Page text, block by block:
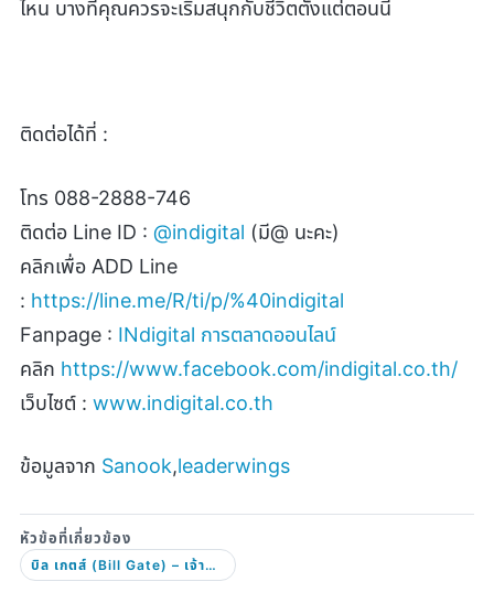
ไหน บางทีคุณควรจะเริ่มสนุกกับชีวิตตั้งแต่ตอนนี้
ติดต่อได้ที่ :
โทร 088-2888-746
ติดต่อ Line ID : @indigital (มี@ นะคะ)
คลิกเพื่อ ADD Line
: https://line.me/R/ti/p/%40indigital
Fanpage : INdigital การตลาดออนไลน์
คลิก https://www.facebook.com/indigital.co.th/
เว็บไซต์ : www.indigital.co.th
ข้อมูลจาก Sanook,leaderwings
บิล เกตส์ (Bill Gate) – เจ้าพ่อ Microsoft